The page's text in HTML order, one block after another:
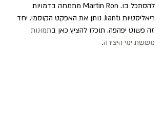
להסתכל בו. Martin Ron מתמחה בדמויות
ריאליסטיות וJiant נותן את האפקט הקוסמי. יחד
זה פשוט יפהפה. תוכלו להציץ כאן בתמונות
מששת ימי היצירה.